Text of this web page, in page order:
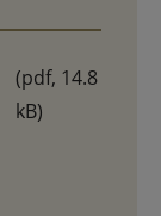
(pdf, 14.8
kB)